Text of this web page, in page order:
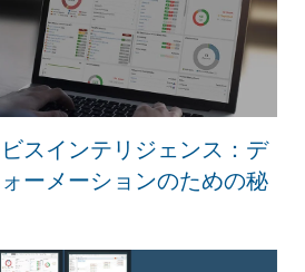
スインテリジェンス：デ
ーメーションのための秘